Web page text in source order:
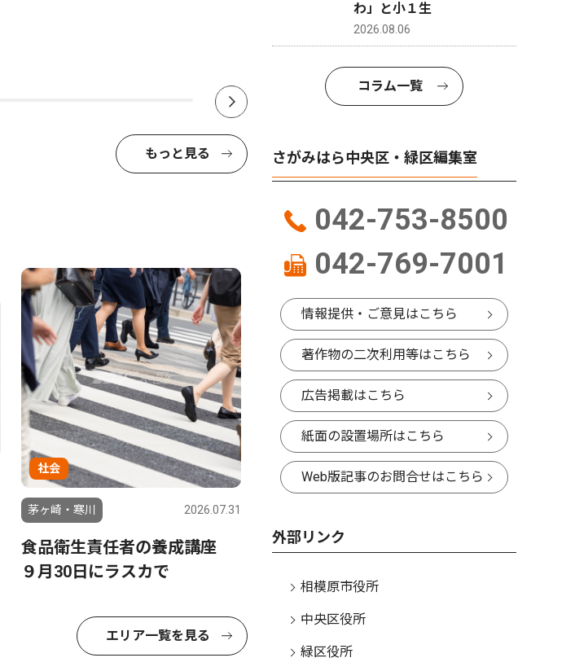
小林航太郎さん（24／南区在
もっと見る
社会
茅ヶ崎・寒川 2026.07.31
食品衛生責任者の養成講座
９月30日にラスカで
エリア一覧を見る
わ」と小１生
2026.08.06
コラム一覧
さがみはら中央区・緑区編集室
042-753-8500
042-769-7001
情報提供・ご意見はこちら
著作物の二次利用等はこちら
広告掲載はこちら
紙面の設置場所はこちら
Web版記事のお問合せはこちら
外部リンク
相模原市役所
中央区役所
緑区役所